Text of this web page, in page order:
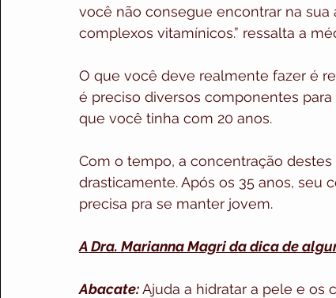
você não consegue encontrar na sua
complexos vitamínicos.” ressalta a
O que você deve realmente fazer é
é preciso diversos componentes
que você tinha com 20 anos.
Com o tempo, a concentração
drasticamente. Após os 35 anos, seu
precisa pra se manter jovem.
A Dra. Marianna Magri da dica de
Abacate: Ajuda a hidratar a pele e os